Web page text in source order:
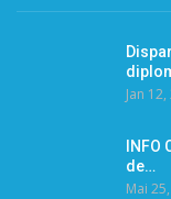
Jan 12,
de…
Mai